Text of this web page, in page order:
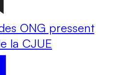
ONG pressent
la CJUE